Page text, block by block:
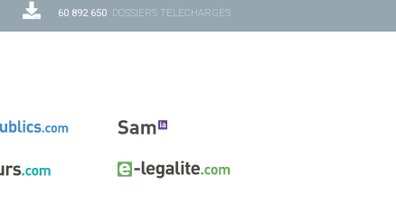
60 892 650 DOSSIERS TÉLÉCHARGÉS